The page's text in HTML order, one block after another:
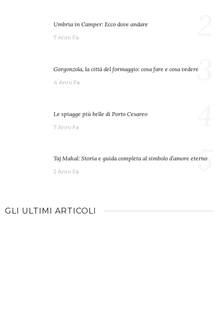
Umbria in Camper: Ecco dove andare
7 Anni Fa
Gorgonzola, la città del formaggio: cosa fare e cosa vedere
4 Anni Fa 3
Le spiagge più belle di Porto Cesareo
7 Anni Fa
Taj Mahal: Storia e guida completa al simbolo d’amore eterno
2 Anni Fa 5
GLI ULTIMI ARTICOLI